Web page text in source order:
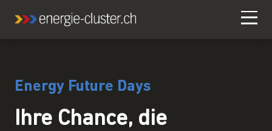
Energy Future Days
Ihre Chance, die